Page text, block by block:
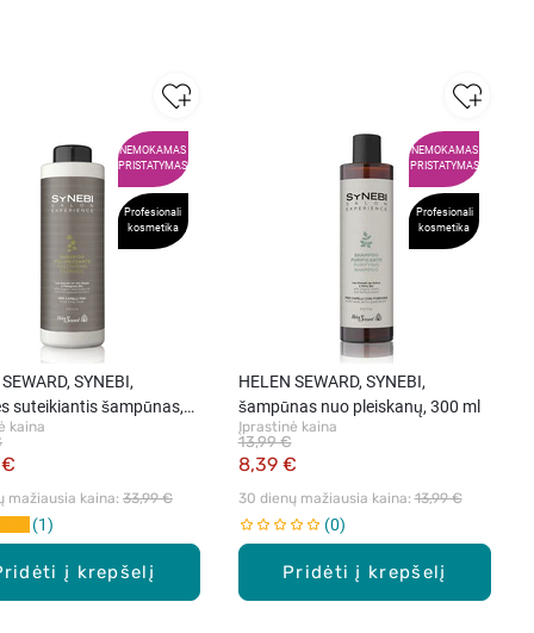
NEMOKAMAS
PRISTATYMAS
Profesionali
kosmetika
į krepšelį
SYNEBI,
suteikiantis šampūnas,
kaina
mažiausia kaina: 33,99 €
1
NEMOKAMAS
PRISTATYMAS
Profesionali
kosmetika
Pridėti į krepšelį
HELEN SEWARD, SYNEBI,
šampūnas nuo pleiskanų, 300 ml
Įprastinė kaina
8,39 €
13,99 €
30 dienų mažiausia kaina: 13,99 €
0